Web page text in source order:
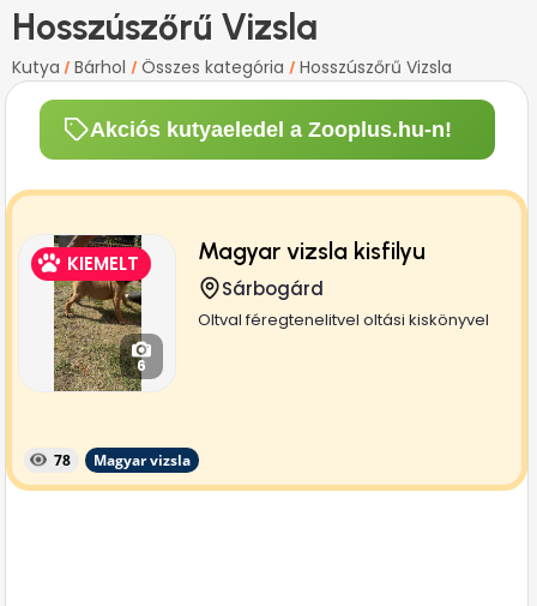
Hosszúszőrű Vizsla
Kutya / Bárhol / Összes kategória / Hosszúszőrű Vizsla
Akciós kutyaeledel a Zooplus.hu-n!
KIEMELT
6
Magyar vizsla kisfilyu
Sárbogárd
Oltval féregtenelitvel oltási kiskönyvel
78 Magyar vizsla